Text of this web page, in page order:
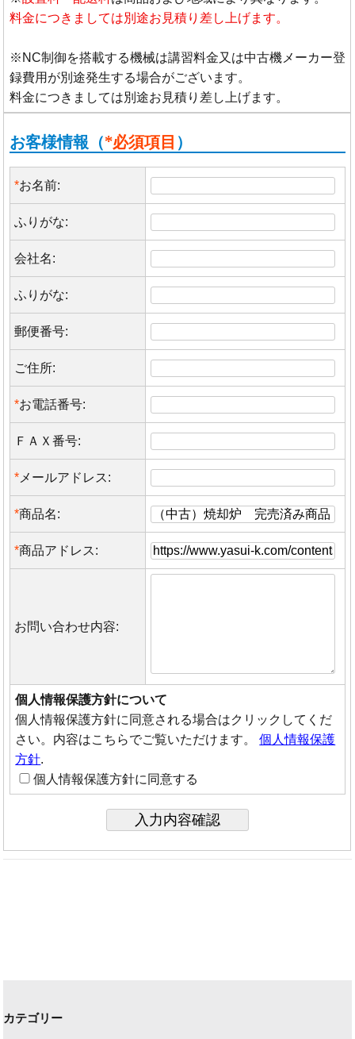
料金につきましては別途お見積り差し上げます。
※NC制御を搭載する機械は講習料金又は中古機メーカー登
録費用が別途発生する場合がございます。
料金につきましては別途お見積り差し上げます。
お客様情報（*必須項目 ）
*お名前:
ふりがな:
会社名:
ふりがな:
郵便番号:
ご住所:
*お電話番号:
ＦＡＸ番号:
*メールアドレス:
*商品名:
*商品アドレス:
お問い合わせ内容:
個人情報保護方針について
個人情報保護方針に同意される場合はクリックしてくだ
さい。内容はこちらでご覧いただけます。
個人情報保護
方針.
個人情報保護方針に同意する
カテゴリー